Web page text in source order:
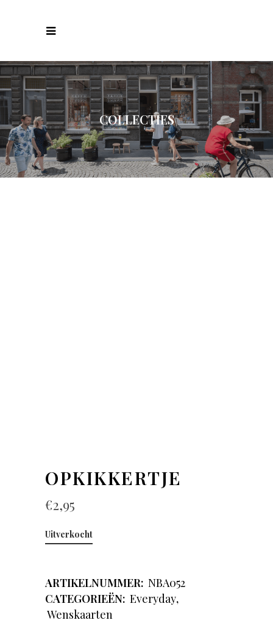
COLLECTIES
OPKIKKERTJE
€2,95
Uitverkocht
ARTIKELNUMMER: NBA052
CATEGORIEËN: Everyday,
Wenskaarten